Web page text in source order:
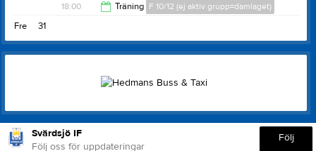
Svärdsjö IF
Följ oss för uppdateringar
Följ
18:00 Träning F 10/12 (ej aktiv grupp=damlaget)
19:00
31
Fre